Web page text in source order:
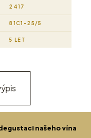
2417
81C1-25/5
5 LET
našeho vína